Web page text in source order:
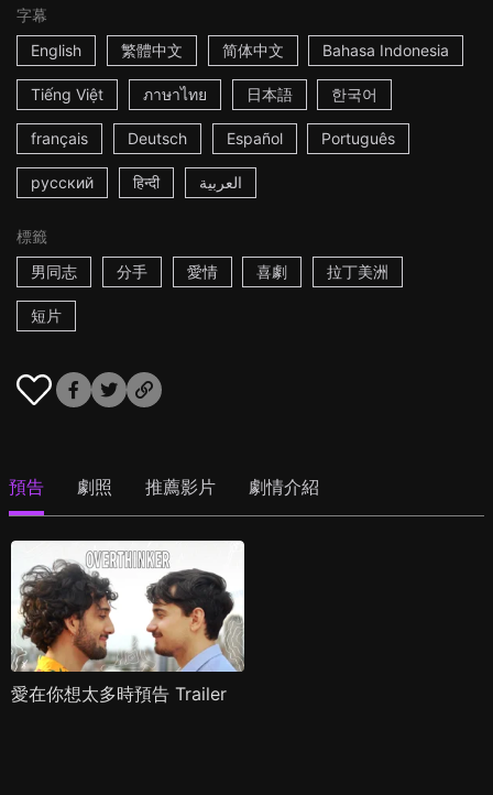
字幕
English
繁體中文 简体中文 Bahasa Indonesia
Tiếng Việt ภาษาไทย 日本語 한국어
français Deutsch Español Português
русский हिन्दी العربية
標籤
男同志
分手 愛情 喜劇 拉丁美洲
短片
預告 劇照 推薦影片 劇情介紹
愛在你想太多時預告 Trailer